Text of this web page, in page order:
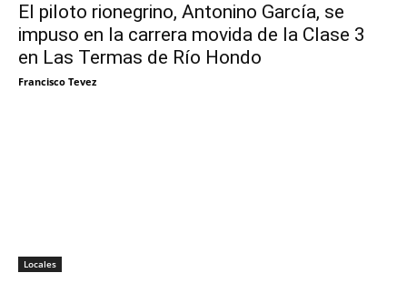
El piloto rionegrino, Antonino García, se
impuso en la carrera movida de la Clase 3
en Las Termas de Río Hondo
Francisco Tevez
Locales